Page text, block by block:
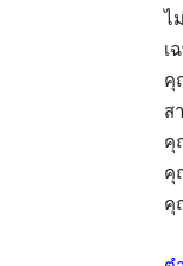
ไ
เ
คุ
ส
คุ
คุ
คุ